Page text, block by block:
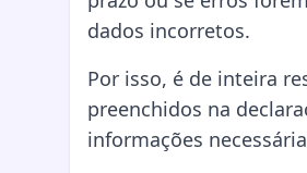
dados incorretos.
Por isso, é de inteira
preenchidos na
informações